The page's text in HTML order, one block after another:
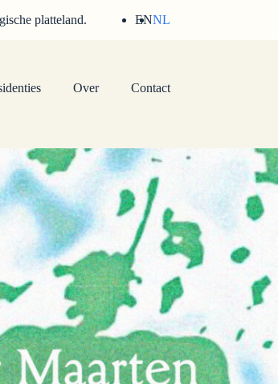
platteland. ENNL
Over Contact